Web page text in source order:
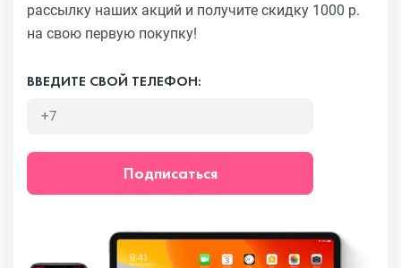
рассылку наших акций и получите скидку 1000 р.
на свою первую покупку!
ВВЕДИТЕ СВОЙ ТЕЛЕФОН:
Подписаться